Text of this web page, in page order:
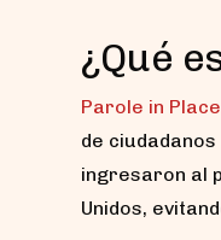
¿Qué
Parole in
de
ingresaron al
Unidos,